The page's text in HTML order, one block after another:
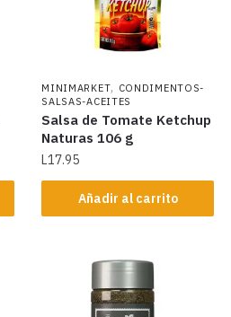
MINIMARKET, CONDIMENTOS-
SALSAS-ACEITES
Salsa de Tomate Ketchup
Naturas 106 g
L17.95
Añadir al carrito